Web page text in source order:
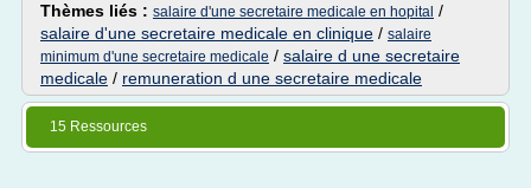
Thèmes liés : salaire d'une secretaire medicale en hopital /
salaire d'une secretaire medicale en clinique / salaire
minimum d'une secretaire medicale / salaire d une secretaire
medicale / remuneration d une secretaire medicale
15 Ressources